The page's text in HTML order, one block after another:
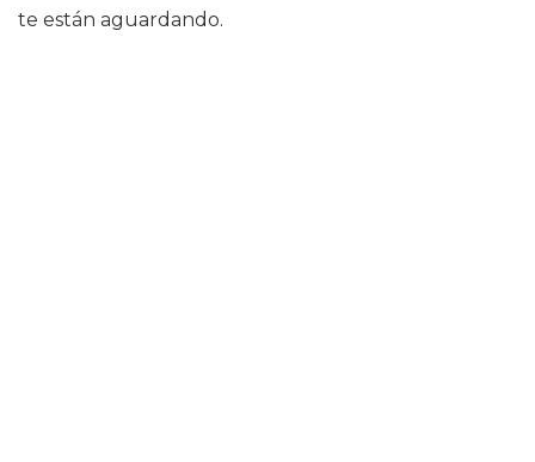
te están aguardando.